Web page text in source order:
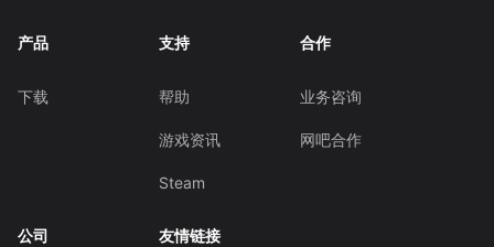
产品
下载
支持
帮助
游戏资讯
Steam
合作
业务咨询
网吧合作
公司 友情链接